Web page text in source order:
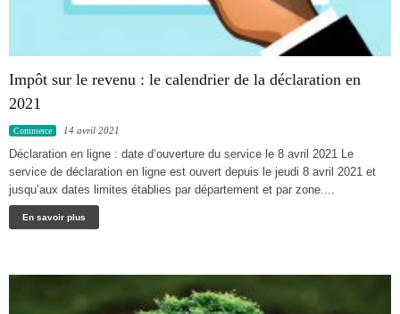
Impôt sur le revenu : le calendrier de la déclaration en
2021
Commerce 14 avril 2021
Déclaration en ligne : date d’ouverture du service le 8 avril 2021 Le
service de déclaration en ligne est ouvert depuis le jeudi 8 avril 2021 et
jusqu’aux dates limites établies par département et par zone....
En savoir plus